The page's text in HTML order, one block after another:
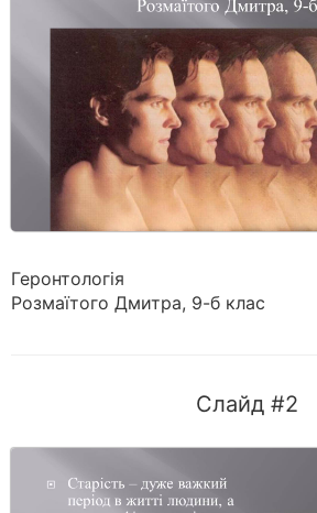
Геронтологія
Розмаїтого Дмитра, 9-б клас
Слайд #2